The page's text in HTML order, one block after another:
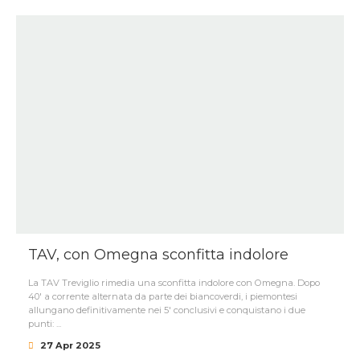
TAV, con Omegna sconfitta indolore
La TAV Treviglio rimedia una sconfitta indolore con Omegna. Dopo
40' a corrente alternata da parte dei biancoverdi, i piemontesi
allungano definitivamente nei 5' conclusivi e conquistano i due
punti: ...
27 Apr 2025